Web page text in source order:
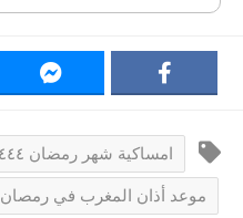
امساكية شهر رمضان ١٤٤٤
موعد أذان المغرب في رمصان